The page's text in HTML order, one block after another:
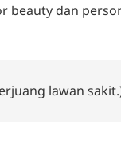
beauty dan
lawan